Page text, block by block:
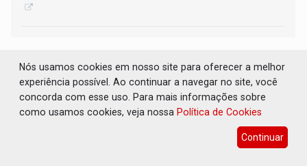
Nós usamos cookies em nosso site para oferecer a melhor
experiência possível. Ao continuar a navegar no site, você
concorda com esse uso. Para mais informações sobre
como usamos cookies, veja nossa Política de Cookies
Continuar